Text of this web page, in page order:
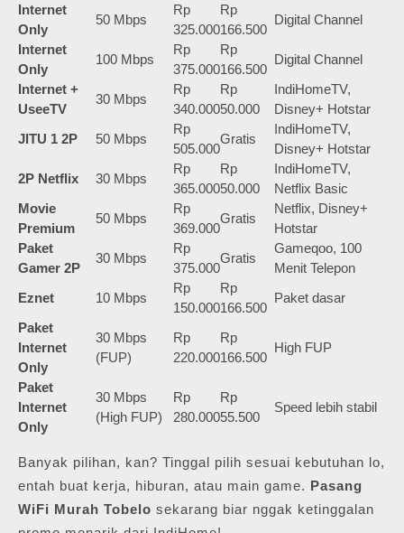
Internet
Only
50 Mbps
Rp
325.000
Rp
166.500
Digital Channel
Internet
Only
100 Mbps
Rp
375.000
Rp
166.500
Digital Channel
Internet +
UseeTV
30 Mbps
Rp
340.000
Rp
50.000
IndiHomeTV,
Disney+ Hotstar
JITU 1 2P
50 Mbps
Rp
505.000
Gratis
IndiHomeTV,
Disney+ Hotstar
2P Netflix
30 Mbps
Rp
365.000
Rp
50.000
IndiHomeTV,
Netflix Basic
Movie
Premium
50 Mbps
Rp
369.000
Gratis
Netflix, Disney+
Hotstar
Paket
Gamer 2P
30 Mbps
Rp
375.000
Gratis
Gameqoo, 100
Menit Telepon
Eznet
10 Mbps
Rp
150.000
Rp
166.500
Paket dasar
Paket
Internet
Only
30 Mbps
(FUP)
Rp
220.000
Rp
166.500
High FUP
Paket
Internet
Only
30 Mbps
(High FUP)
Rp
280.000
Rp
55.500
Speed lebih stabil
Banyak pilihan, kan? Tinggal pilih sesuai kebutuhan lo,
entah buat kerja, hiburan, atau main game. Pasang
WiFi Murah Tobelo sekarang biar nggak ketinggalan